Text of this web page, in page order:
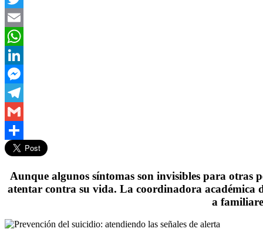
Twitter
Email
WhatsApp
LinkedIn
Messenger
Telegram
Gmail
Compartir
Aunque algunos síntomas son invisibles para otras
atentar contra su vida. La coordinadora académica
a